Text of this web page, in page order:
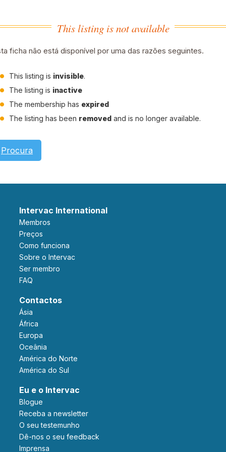
This listing is not available
ficha não está disponível por uma das razões seguintes.
This listing is invisible.
The listing is inactive
The membership has expired
The listing has been removed and is no longer available.
Procura
Intervac International
Membros
Preços
Como funciona
Sobre o Intervac
Ser membro
FAQ
Contactos
Ásia
África
Europa
Oceânia
América do Norte
América do Sul
Eu e o Intervac
Blogue
Receba a newsletter
O seu testemunho
Dê-nos o seu feedback
Imprensa